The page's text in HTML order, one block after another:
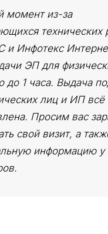
момент из-за
технических
и Инфотекс
ЭП для
до 1 часа. Выдача
лиц и ИП
Просим вас
свой визит, а
информацию у